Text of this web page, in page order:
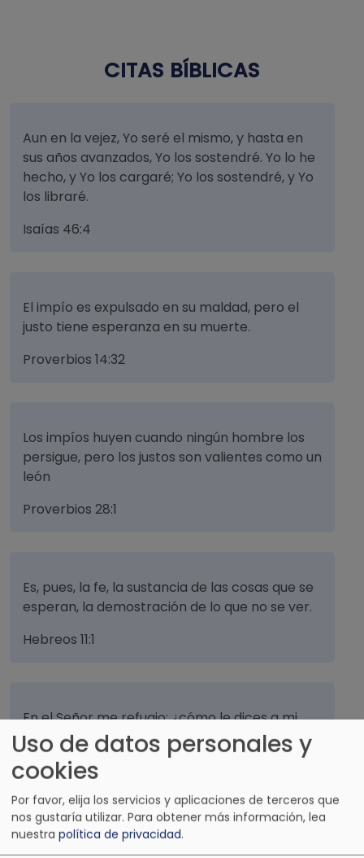
CITAS BÍBLICAS
Aun en la vejez, Yo seré el mismo, y hasta en
sus años avanzados, Yo los sostendré. Yo lo he
hecho, y Yo los cargaré; Yo los sostendré, y Yo
los libraré.
Isaías 46:4
El impío es expulsado en su maldad, pero el
justo tiene esperanza en su muerte.
Proverbios 14:32
Los impíos huyen cuando ningún hombre los
persigue, pero los justos son valientes como un
león
Proverbios 28:1
Es, pues, la fe, la sustancia de las cosas que se
esperan, la demostración de lo que no se ver.
Hebreos 11:1
En el Señor me refugio; ¿cómo le dices a mi
alma, huye como un ave al monte?.
Salmos 11:1
Me mostrarás la senda de la vida. En tu
Uso de datos personales y
cookies
Por favor, elija los servicios y aplicaciones de terceros que
nos gustaría utilizar. Para obtener más información, lea
nuestra política de privacidad.